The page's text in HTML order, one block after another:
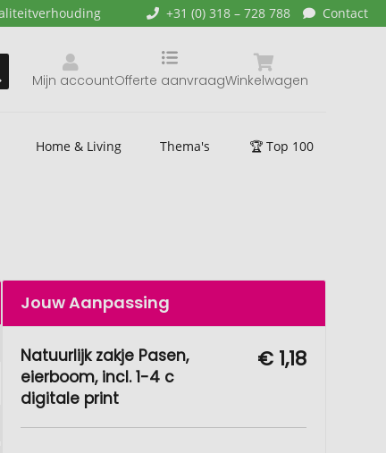
+31 (0) 318 – 728 788 Contact
Mijn account Winkelwagen
Offerte aanvraag
Home & Living Thema's 🏆 Top 100
Jouw Aanpassing
Natuurlijk zakje Pasen,
eierboom, incl. 1-4 c
digitale print
€ 1,18